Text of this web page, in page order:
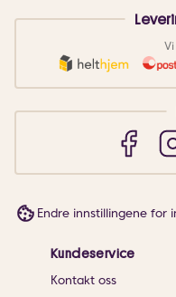
Endre innstillingene for
Kundeservice
Kontakt oss